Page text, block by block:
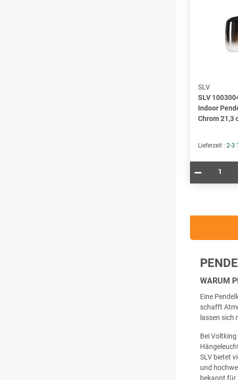
SLV
SLV
Indoor
Chrom 21,3
Lieferzeit : 2-3
WARUM
Eine
schafft
lassen sich
Bei
SLV bietet
und
bekannt für